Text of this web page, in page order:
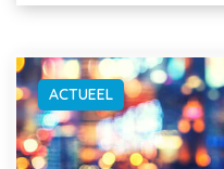
ACTUEEL